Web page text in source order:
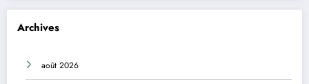
Archives
août 2026